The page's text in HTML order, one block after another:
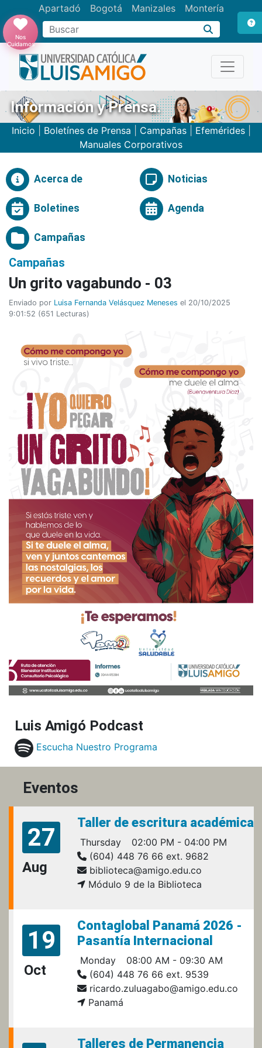
Apartadó Bogotá Manizales Montería
Buscar
Nos
Cuidamos
Información y Prensa.
Inicio Boletínes de Prensa Campañas| Efemérides|
Manuales Corporativos
Acerca de Noticias
Boletines Agenda
Campañas
Campañas
Un grito vagabundo - 03
Enviado por Luisa Fernanda Velásquez Meneses el 20/10/2025
9:01:52 (651 Lecturas)
Luis Amigó Podcast
Escucha Nuestro Programa
Eventos
27
Aug
Taller de escritura académica
Thursday
02:00 PM - 04:00 PM
(604) 448 76 66 ext. 9682
biblioteca@amigo.edu.co
Módulo 9 de la Biblioteca
19
Oct
Contaglobal Panamá 2026 -
Pasantía Internacional
Monday
08:00 AM - 09:30 AM
(604) 448 76 66 ext. 9539
ricardo.zuluagabo@amigo.edu.co
Panamá
Talleres de Permanencia